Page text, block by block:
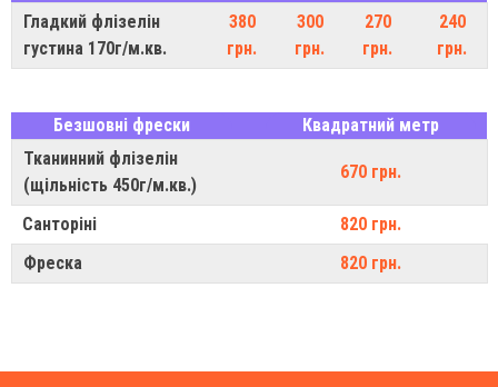
Гладкий флізелін
густина 170г/м.кв.
380
грн.
300
грн.
270
грн.
240
грн.
Безшовні фрески
Квадратний метр
Тканинний флізелін
(щільність 450г/м.кв.)
670 грн.
Санторіні
820 грн.
Фреска
820 грн.